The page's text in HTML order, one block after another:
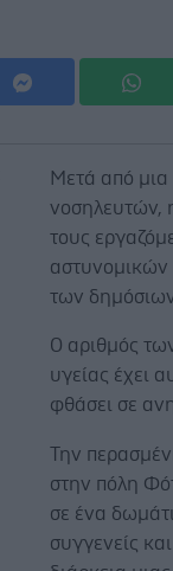
Μετά από μια
νοσηλευτών,
τους
αστυνομικών
των
Ο αριθμός
υγείας έχει
φθάσει σε
Την
στην πόλη
σε ένα
συγγενείς